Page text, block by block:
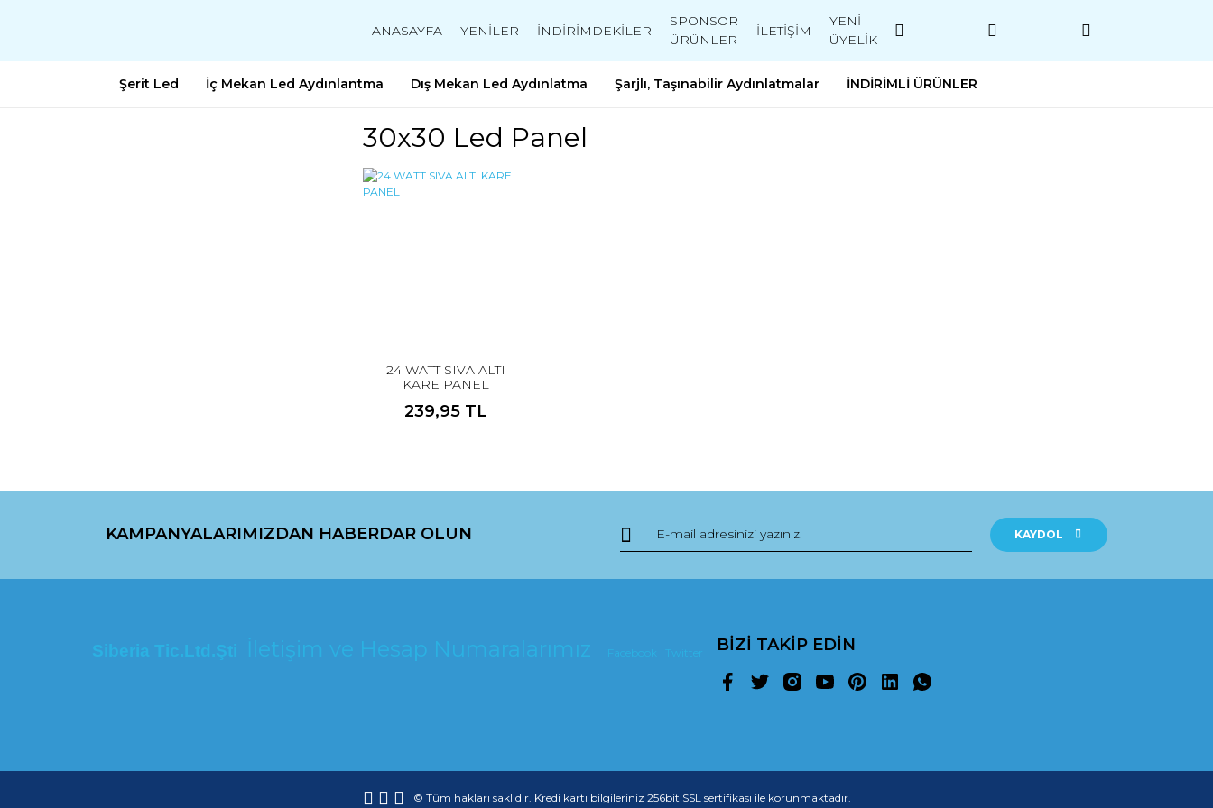
ANASAYFA YENİLER İNDİRİMDEKİLER
SPONSOR
ÜRÜNLER
İLETİŞİM
YENİ
ÜYELİK
Şerit Led İç Mekan Led Aydınlantma Dış Mekan Led Aydınlatma Şarjlı, Taşınabilir Aydınlatmalar İNDİRİMLİ ÜRÜNLER
30x30 Led Panel
24 WATT SIVA ALTI
KARE PANEL
239,95 TL
KAMPANYALARIMIZDAN HABERDAR OLUN KAYDOL
Siberia Tic.Ltd.Şti İletişim ve Hesap Numaralarımız Facebook Twitter BİZİ TAKİP EDİN
© Tüm hakları saklıdır. Kredi kartı bilgileriniz 256bit SSL sertifikası ile korunmaktadır.